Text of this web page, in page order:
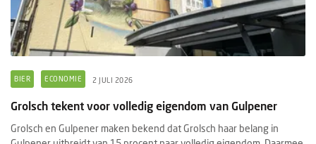
BIER ECONOMIE 2 JULI 2026
Grolsch tekent voor volledig eigendom van Gulpener
Grolsch en Gulpener maken bekend dat Grolsch haar belang in